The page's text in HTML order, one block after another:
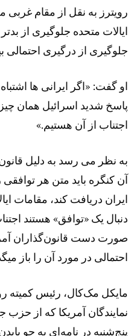
رویترز به نقل از مقام
ایالات متحده جلوگیری از
جلوگیری از درگیری احتمالی
او گفت: «اگر ایرانی ها
پاسخ شدید اسرائیل همان
اجتناب از آن هستیم.»
آن کنگره باید متن هر
ایران دریافت کند، مقامات
دنبال یک «توافق» هستند
صورت دست قانون‌گذاران
احتمالی در مورد آن را باز
مایکل مک‌کال، رئیس
نمایندگان آمریکا که از
پنج‌شنبه در نامه‌ای به جو